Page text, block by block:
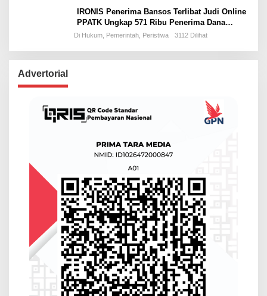
IRONIS Penerima Bansos Terlibat Judi Online
PPATK Ungkap 571 Ribu Penerima Dana
Bansos Rawan Tidak Tepat Sasaran
Di Hukum, Pemerintah, Peristiwa 3112 Dilihat
Advertorial